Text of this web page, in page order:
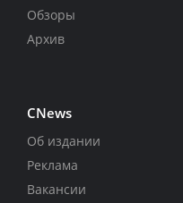
Обзоры
Архив
CNews
Об издании
Реклама
Вакансии